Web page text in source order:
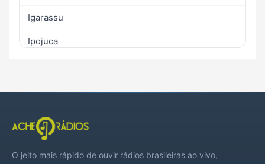
Igarassu
Ipojuca
O jeito mais rápido de ouvir rádios brasileiras ao vivo,